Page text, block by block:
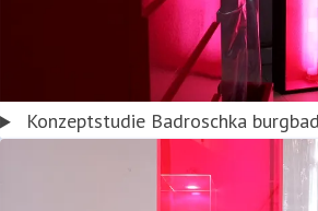
Konzeptstudie Badroschka